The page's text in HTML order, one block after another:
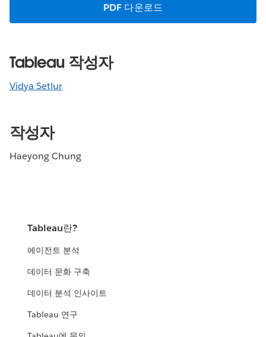
PDF 다운로드
Tableau 작성자
Vidya Setlur
작성자
Haeyong Chung
Tableau란?
에이전트 분석
데이터 문화 구축
데이터 분석 인사이트
Tableau 연구